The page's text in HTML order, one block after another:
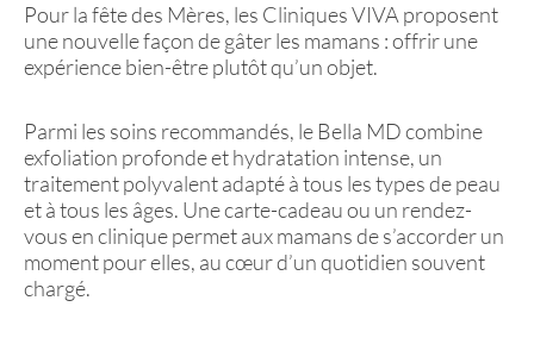
Pour la fête des Mères, les Cliniques VIVA proposent
une nouvelle façon de gâter les mamans : offrir une
expérience bien-être plutôt qu’un objet.
Parmi les soins recommandés, le Bella MD combine
exfoliation profonde et hydratation intense, un
traitement polyvalent adapté à tous les types de peau
et à tous les âges. Une carte-cadeau ou un rendez-
vous en clinique permet aux mamans de s’accorder un
moment pour elles, au cœur d’un quotidien souvent
chargé.